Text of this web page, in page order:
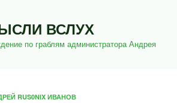
ВСЛУХ
по граблям администратора Андрея
RUS0NIX ИВАНОВ